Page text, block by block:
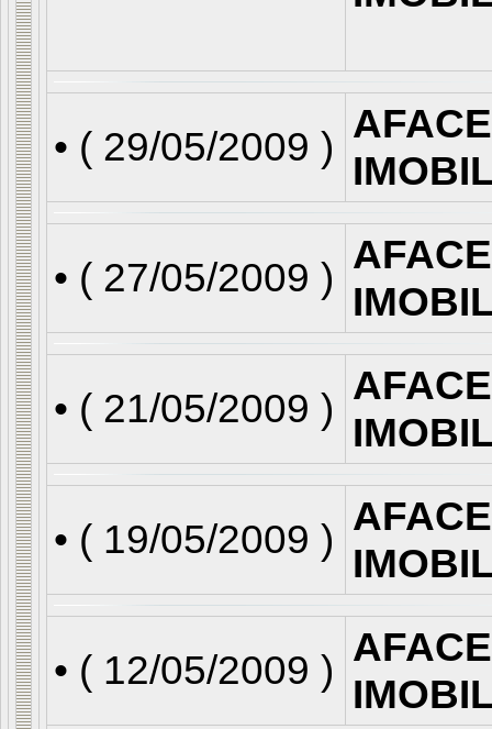
• ( 29/05/2009 )
• ( 27/05/2009 )
• ( 21/05/2009 )
• ( 19/05/2009 )
• ( 12/05/2009 )